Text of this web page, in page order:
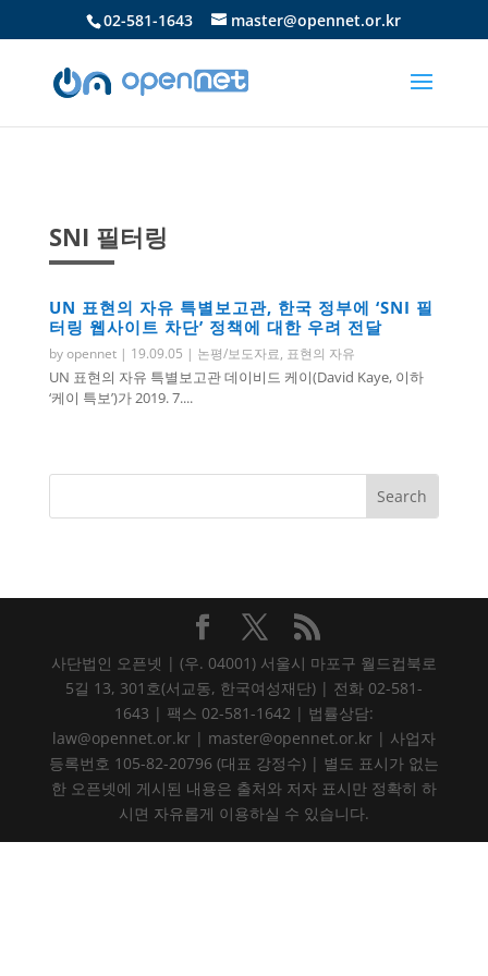
02-581-1643 master@opennet.or.kr
SNI 필터링
UN 표현의 자유 특별보고관, 한국 정부에 ‘SNI 필
터링 웹사이트 차단’ 정책에 대한 우려 전달
byopennet| 19.09.05 | 논평/보도자료, 표현의 자유
UN 표현의 자유 특별보고관 데이비드 케이(David Kaye, 이하
‘케이 특보’)가 2019. 7....
사단법인 오픈넷 | (우. 04001) 서울시 마포구 월드컵북로
5길 13, 301호(서교동, 한국여성재단) | 전화 02-581-
1643 | 팩스 02-581-1642 | 법률상담:
law@opennet.or.kr | master@opennet.or.kr | 사업자
등록번호 105-82-20796 (대표 강정수) | 별도 표시가 없는
한 오픈넷에 게시된 내용은 출처와 저자 표시만 정확히 하
시면 자유롭게 이용하실 수 있습니다.